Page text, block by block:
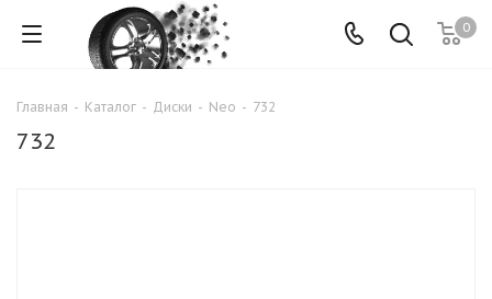
0
Главная - Каталог - Диски - Neo - 732
732